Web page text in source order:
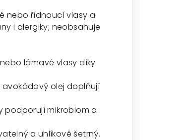
nebo řídnoucí vlasy a
i alergiky; neobsahuje
lámavé vlasy díky
avokádový olej doplňují
podporují mikrobiom a
a uhlíkově šetrný.